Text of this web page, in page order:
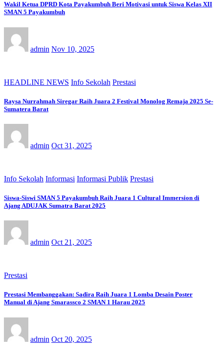
Wakil Ketua DPRD Kota Payakumbuh Beri Motivasi untuk Siswa Kelas XII
SMAN 5 Payakumbuh
admin Nov 10, 2025
HEADLINE NEWS Info Sekolah Prestasi
Raysa Nurrahmah Siregar Raih Juara 2 Festival Monolog Remaja 2025 Se-
Sumatera Barat
admin Oct 31, 2025
Info Sekolah Informasi Informasi Publik Prestasi
Siswa-Siswi SMAN 5 Payakumbuh Raih Juara 1 Cultural Immersion di
Ajang ADUJAK Sumatra Barat 2025
admin Oct 21, 2025
Prestasi
Prestasi Membanggakan: Sadira Raih Juara 1 Lomba Desain Poster
Manual di Ajang Smarassco 2 SMAN 1 Harau 2025
admin Oct 20, 2025